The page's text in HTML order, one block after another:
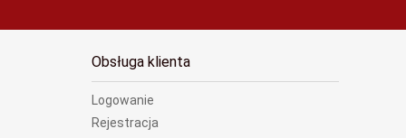
Obsługa klienta
Logowanie
Rejestracja